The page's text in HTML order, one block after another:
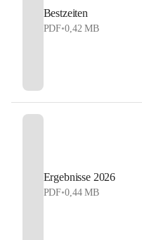
Bestzeiten
PDF•0,42 MB
Ergebnisse 2026
PDF•0,44 MB